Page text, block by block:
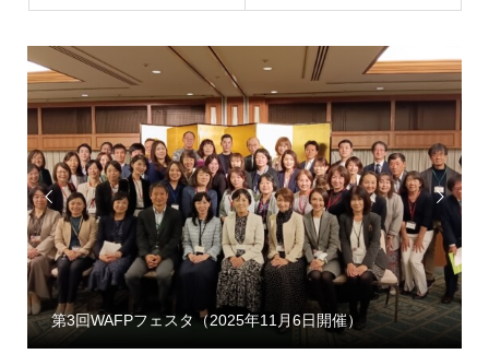

第3回WAFPフェスタ（2025年11月6日開催）
